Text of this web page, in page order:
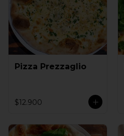
Pizza Prezzaglio
$12.900